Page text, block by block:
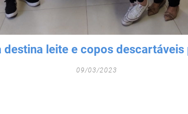
leite e copos descartáveis
09/03/2023